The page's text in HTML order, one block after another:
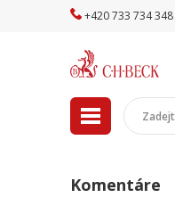
+420733 734348
Komentáre